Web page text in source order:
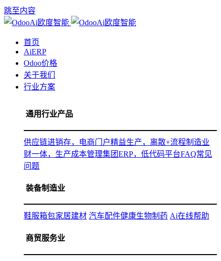
跳至内容
首页
AiERP
Odoo价格
关于我们
行业方案
通用行业产品
供应链进销存，电商门户精益生产，离散+流程制造业
财一体，生产成本管理集团ERP，低代码平台FAQ常见
问题
装备制造业
鞋服箱包家居建材 汽车配件健康生物制药 Ai在线帮助
商贸服务业